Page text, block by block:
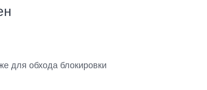
для обхода блокировки